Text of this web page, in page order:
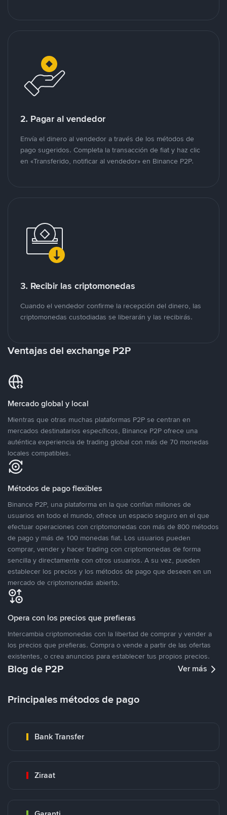
2. Pagar al vendedor
Envía el dinero al vendedor a través de los métodos de
pago sugeridos. Completa la transacción de fiat y haz clic
en «Transferido, notificar al vendedor» en Binance P2P.
3. Recibir las criptomonedas
Cuando el vendedor confirme la recepción del dinero, las
criptomonedas custodiadas se liberarán y las recibirás.
Ventajas del exchange P2P
Mercado global y local
Mientras que otras muchas plataformas P2P se centran en
mercados destinatarios específicos, Binance P2P ofrece una
auténtica experiencia de trading global con más de 70 monedas
locales compatibles.
Métodos de pago flexibles
Binance P2P, una plataforma en la que confían millones de
usuarios en todo el mundo, ofrece un espacio seguro en el que
efectuar operaciones con criptomonedas con más de 800 métodos
de pago y más de 100 monedas fiat. Los usuarios pueden
comprar, vender y hacer trading con criptomonedas de forma
sencilla y directamente con otros usuarios. A su vez, pueden
establecer los precios y los métodos de pago que deseen en un
mercado de criptomonedas abierto.
Opera con los precios que prefieras
Intercambia criptomonedas con la libertad de comprar y vender a
los precios que prefieras. Compra o vende a partir de las ofertas
existentes, o crea anuncios para establecer tus propios precios.
Blog de P2P Ver más
Principales métodos de pago
Bank Transfer
Ziraat